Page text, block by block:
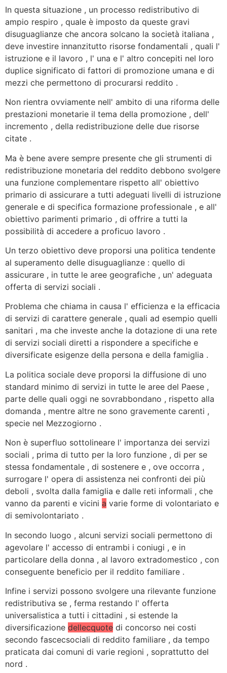
In questa situazione , un processo redistributivo di
ampio respiro , quale è imposto da queste gravi
disuguaglianze che ancora solcano la società italiana ,
deve investire innanzitutto risorse fondamentali , quali l'
istruzione e il lavoro , l' una e l' altro concepiti nel loro
duplice significato di fattori di promozione umana e di
mezzi che permettono di procurarsi reddito .
Non rientra ovviamente nell' ambito di una riforma delle
prestazioni monetarie il tema della promozione , dell'
incremento , della redistribuzione delle due risorse
citate .
Ma è bene avere sempre presente che gli strumenti di
redistribuzione monetaria del reddito debbono svolgere
una funzione complementare rispetto all' obiettivo
primario di assicurare a tutti adeguati livelli di istruzione
generale e di specifica formazione professionale , e all'
obiettivo parimenti primario , di offrire a tutti la
possibilità di accedere a proficuo lavoro .
Un terzo obiettivo deve proporsi una politica tendente
al superamento delle disuguaglianze : quello di
assicurare , in tutte le aree geografiche , un' adeguata
offerta di servizi sociali .
Problema che chiama in causa l' efficienza e la efficacia
di servizi di carattere generale , quali ad esempio quelli
sanitari , ma che investe anche la dotazione di una rete
di servizi sociali diretti a rispondere a specifiche e
diversificate esigenze della persona e della famiglia .
La politica sociale deve proporsi la diffusione di uno
standard minimo di servizi in tutte le aree del Paese ,
parte delle quali oggi ne sovrabbondano , rispetto alla
domanda , mentre altre ne sono gravemente carenti ,
specie nel Mezzogiorno .
Non è superfluo sottolineare l' importanza dei servizi
sociali , prima di tutto per la loro funzione , di per se
stessa fondamentale , di sostenere e , ove occorra ,
surrogare l' opera di assistenza nei confronti dei più
deboli , svolta dalla famiglia e dalle reti informali , che
vanno da parenti e vicini a varie forme di volontariato e
di semivolontariato .
In secondo luogo , alcuni servizi sociali permettono di
agevolare l' accesso di entrambi i coniugi , e in
particolare della donna , al lavoro extradomestico , con
conseguente beneficio per il reddito familiare .
Infine i servizi possono svolgere una rilevante funzione
redistributiva se , ferma restando l' offerta
universalistica a tutti i cittadini , si estende la
diversificazione dellecquote di concorso nei costi
secondo fascecsociali di reddito familiare , da tempo
praticata dai comuni di varie regioni , soprattutto del
nord .